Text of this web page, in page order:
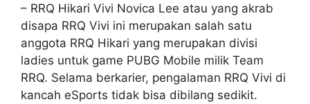
– RRQ Hikari Vivi Novica Lee atau yang akrab
disapa RRQ Vivi ini merupakan salah satu
anggota RRQ Hikari yang merupakan divisi
ladies untuk game PUBG Mobile milik Team
RRQ. Selama berkarier, pengalaman RRQ Vivi di
kancah eSports tidak bisa dibilang sedikit.